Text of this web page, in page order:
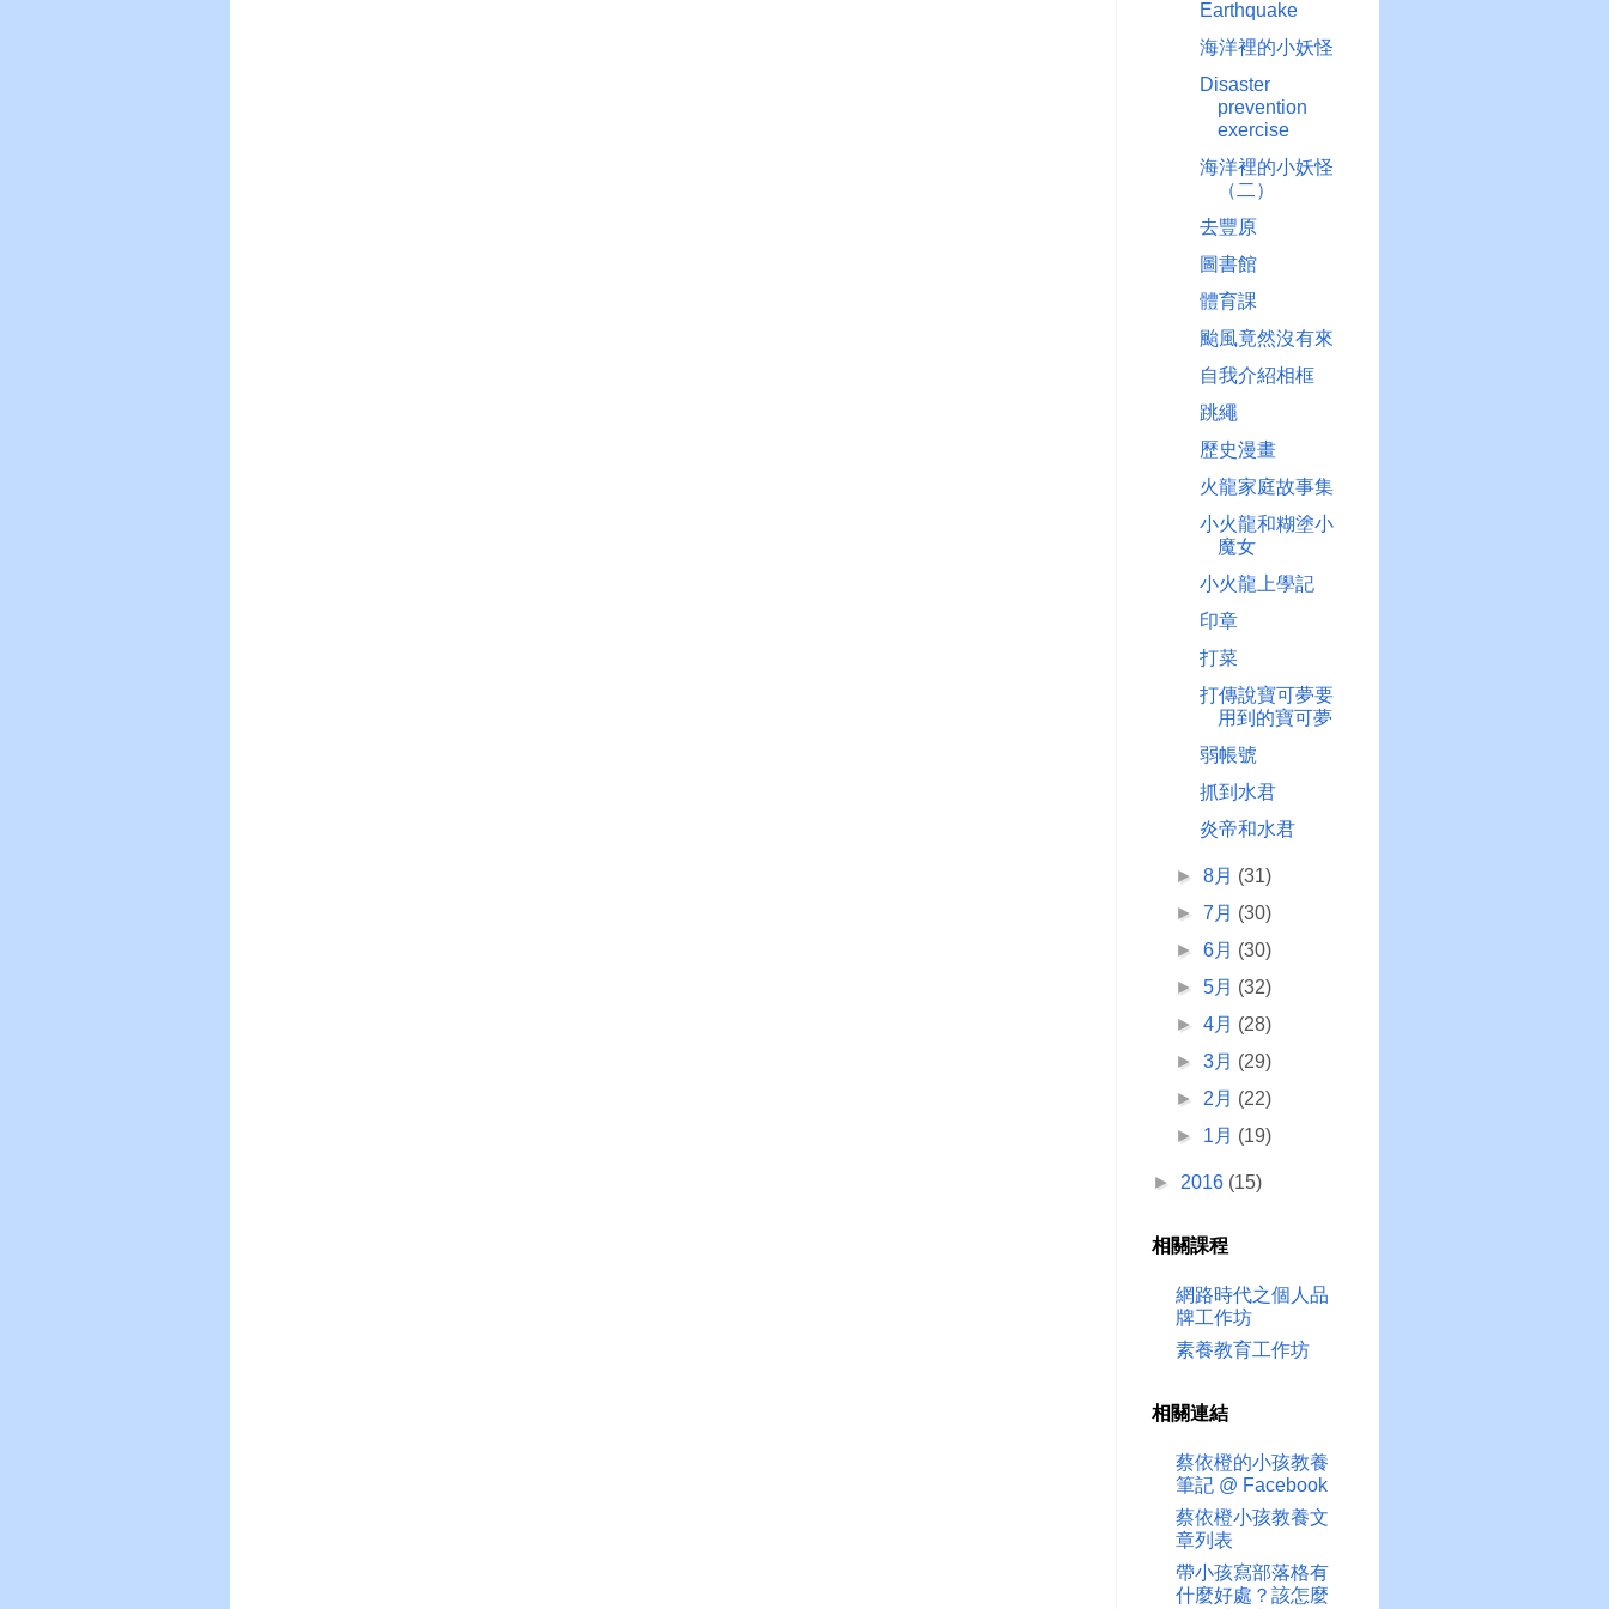
Earthquake
海洋裡的小妖怪
Disaster
prevention
exercise
海洋裡的小妖怪
（二）
去豐原
圖書館
體育課
颱風竟然沒有來
自我介紹相框
跳繩
歷史漫畫
火龍家庭故事集
小火龍和糊塗小
魔女
小火龍上學記
印章
打菜
打傳說寶可夢要
用到的寶可夢
弱帳號
抓到水君
炎帝和水君
►8月 (31)
►7月 (30)
►6月 (30)
►5月 (32)
►4月 (28)
►3月 (29)
► 2月 (22)
► 1月 (19)
► 2016 (15)
相關課程
網路時代之個人品
牌工作坊
素養教育工作坊
相關連結
蔡依橙的小孩教養
筆記 @ Facebook
蔡依橙小孩教養文
章列表
帶小孩寫部落格有
什麼好處？該怎麼